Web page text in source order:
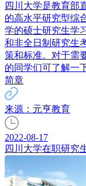
四川大学是教育部
的高水平研究型综
学的硕士研究生学
和非全日制研究生
策和标准。对于需
的同学们可了解一
简章
来源：元亨教育
2022-08-17
四川大学在职研究